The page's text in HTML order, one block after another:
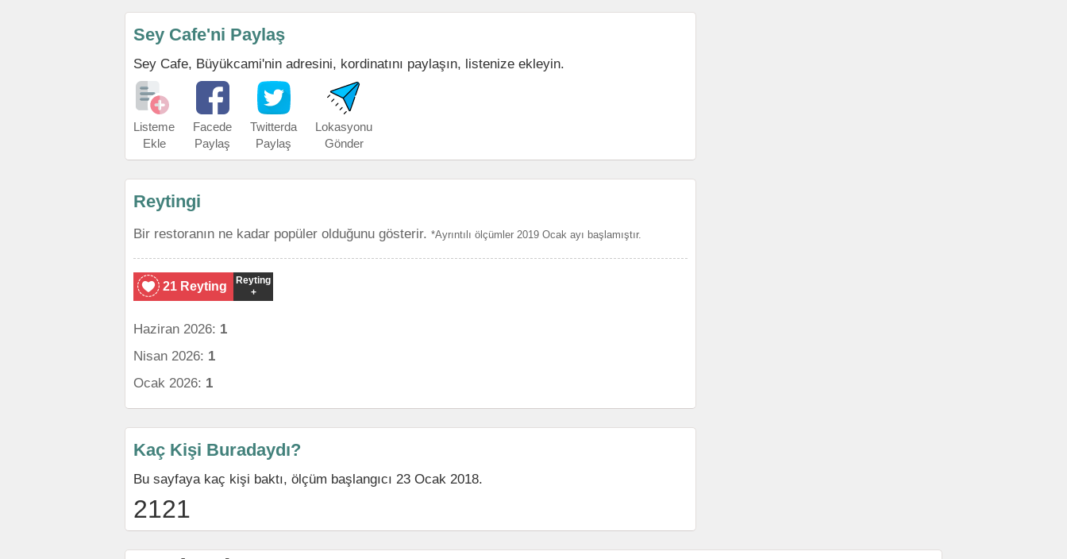
Sey Cafe'ni Paylaş
Sey Cafe, Büyükcami'nin adresini, kordinatını paylaşın, listenize ekleyin.
Listeme
Ekle
Facede
Paylaş
Twitterda
Paylaş
Lokasyonu
Gönder
Reytingi
Bir restoranın ne kadar popüler olduğunu gösterir. *Ayrıntılı ölçümler 2019 Ocak ayı başlamıştır.
21 Reyting
Reyting
+
Haziran 2026: 1
Nisan 2026: 1
Ocak 2026: 1
Kaç Kişi Buradaydı?
Bu sayfaya kaç kişi baktı, ölçüm başlangıcı 23 Ocak 2018.
2121